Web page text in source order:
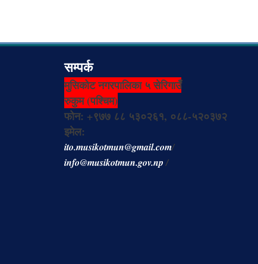
सम्पर्क
मुसिकोट नगरपालिका ५ सेरिगाउँ
रुकुम (पश्चिम)
फोन: +९७७ ८८ ५३०२६१, ०८८-५२०३७२
इमेल:
ito.musikotmun@gmail.com/
info@musikotmun.gov.np/